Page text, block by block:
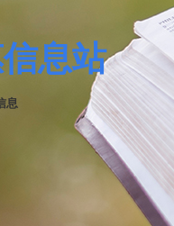
息站
息